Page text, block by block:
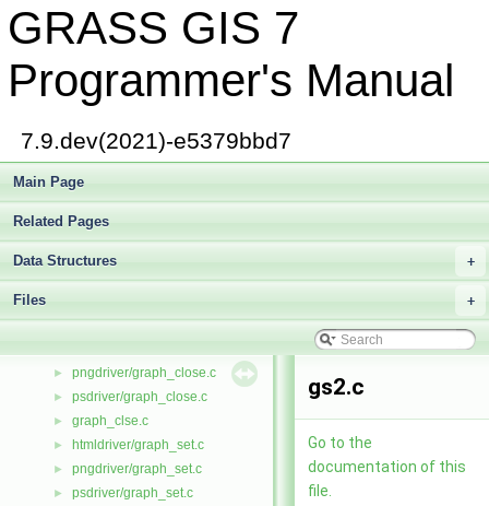
GRASS GIS 7
Programmer's Manual
7.9.dev(2021)-e5379bbd7
Main Page
Related Pages
+
Data Structures
+
Files
► glocale.h
► defs/gmath.h
► gp.c
gp2.c
gp3.c
gpd.c
► defs/gprojects.h
► gprojects.h
► gradient.c
► cairodriver/graph.c
► driver/graph.c
► vector/Vlib/graph.c
► pngdriver/graph_close.c
► psdriver/graph_close.c
► graph_clse.c
► htmldriver/graph_set.c
► pngdriver/graph_set.c
► psdriver/graph_set.c
gs2.c
Go to the
documentation of this
file.